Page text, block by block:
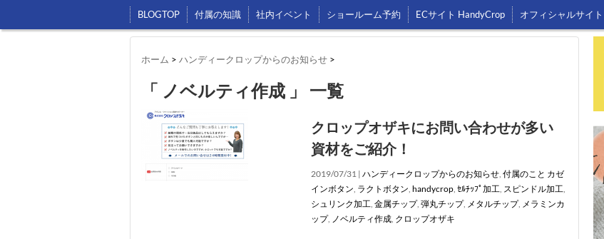
BLOGTOP 付属の知識 社内イベント ショールーム予約 ECサイト HandyCrop オフィシャルサイト
ホーム > ハンディークロップからのお知らせ >
「 ノベルティ作成 」 一覧
クロップオザキにお問い合わせが多い
資材をご紹介！
2019/07/31 | ハンディークロップからのお知らせ, 付属のこと カゼ
インボタン, ラクトボタン, handycrop, ｾﾙﾁｯﾌﾟ加工, スピンドル加工,
シュリンク加工, 金属チップ, 弾丸チップ, メタルチップ, メラミンカ
ップ, ノベルティ作成, クロップオザキ